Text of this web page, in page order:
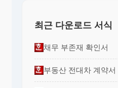
최근 다운로드 서식
채무 부존재 확인서
부동산 전대차 계약서